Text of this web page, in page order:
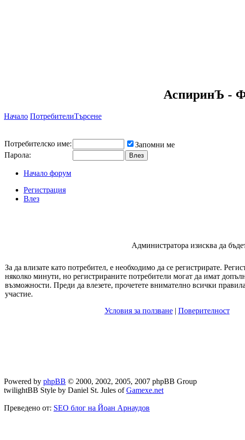
АспиринЪ -
Начало ПотребителиТърсене
Потребителско име:
Запомни ме
Парола:
Начало форум
Регистрация
Влез
Администратора изисква да
За да влизате като потребител, е необходимо да се регистрирате.
няколко минути, но регистрираните потребители могат да имат
възможности. Преди да влезете, прочетете внимателно всички
участие.
Условия за ползване| Поверителност
Powered by phpBB © 2000, 2002, 2005, 2007 phpBB Group
twilightBB Style by Daniel St. Jules ofGamexe.net
Преведено от: SEO блог на Йоан Арнаудов